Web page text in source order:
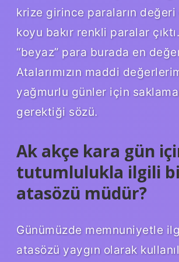
krize girince paraların
koyu bakır renkli paralar
“beyaz” para burada en
Atalarımızın maddi
yağmurlu günler için
gerektiği sözü.
Ak akçe kara gün
tutumlulukla ilgili
atasözü müdür?
Günümüzde memnuniyetle
atasözü yaygın olarak